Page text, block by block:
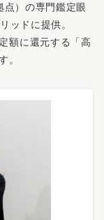
点）の専門鑑定眼
ッドに提供。
額に還元する「高
。